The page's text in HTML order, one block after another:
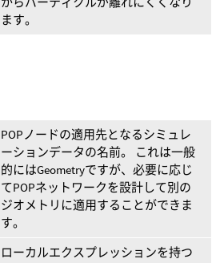
ます。
POPノードの適用先となるシミュレ
ーションデータの名前。 これは一般
的にはGeometryですが、必要に応じ
てPOPネットワークを設計して別の
ジオメトリに適用することができま
す。
ローカルエクスプレッションを持つ